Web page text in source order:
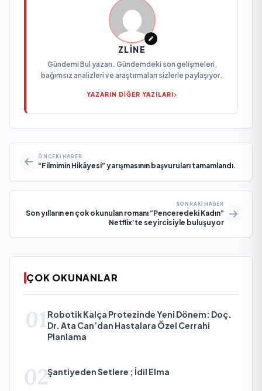
ZLINE
Gündemi Bul yazarı. Gündemdeki son gelişmeleri,
bağımsız analizleri ve araştırmaları sizlerle paylaşıyor.
YAZARIN DİĞER YAZILARI
ÖNCEKI HABER
“Filmimin Hikâyesi” yarışmasının başvuruları tamamlandı.
SONRAKI HABER
Son yılların en çok okunulan romanı “Penceredeki Kadın”
Netflix’te seyircisiyle buluşuyor
ÇOK OKUNANLAR
01 Robotik Kalça Protezinde Yeni Dönem: Doç.
Dr. Ata Can’dan Hastalara Özel Cerrahi
Planlama
02Şantiyeden Setlere ; İdil Elma